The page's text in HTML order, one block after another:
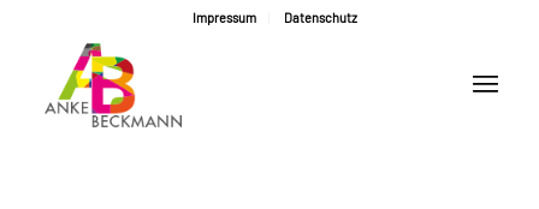
Impressum Datenschutz